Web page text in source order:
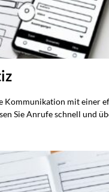
Kommunikation mit einer
Sie Anrufe schnell und